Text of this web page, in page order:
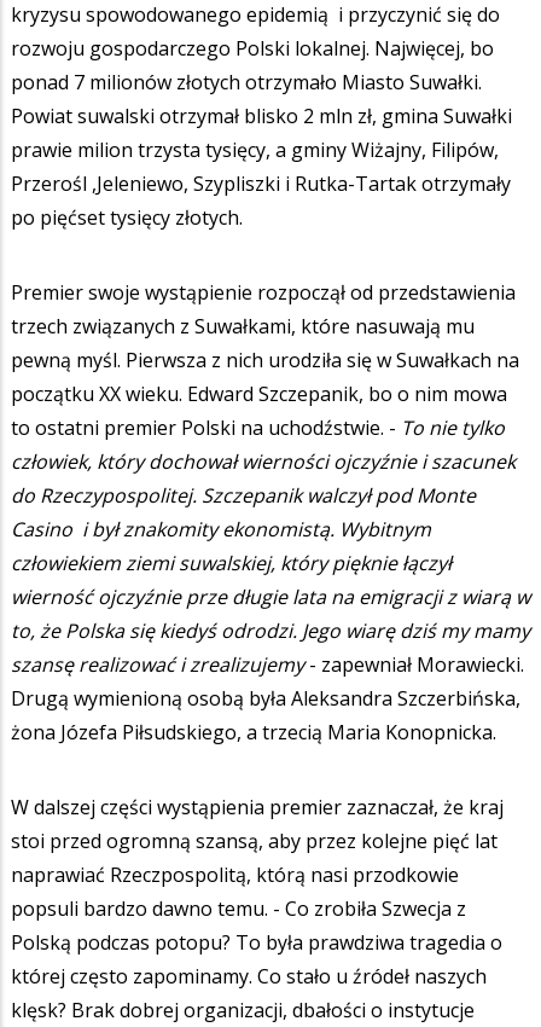
kryzysu spowodowanego epidemią i przyczynić się do
rozwoju gospodarczego Polski lokalnej. Najwięcej, bo
ponad 7 milionów złotych otrzymało Miasto Suwałki.
Powiat suwalski otrzymał blisko 2 mln zł, gmina Suwałki
prawie milion trzysta tysięcy, a gminy Wiżajny, Filipów,
Przerośl ,Jeleniewo, Szypliszki i Rutka-Tartak otrzymały
po pięćset tysięcy złotych.
Premier swoje wystąpienie rozpoczął od przedstawienia
trzech związanych z Suwałkami, które nasuwają mu
pewną myśl. Pierwsza z nich urodziła się w Suwałkach na
początku XX wieku. Edward Szczepanik, bo o nim mowa
to ostatni premier Polski na uchodźstwie. - To nie tylko
człowiek, który dochował wierności ojczyźnie i szacunek
do Rzeczypospolitej. Szczepanik walczył pod Monte
Casino i był znakomity ekonomistą. Wybitnym
człowiekiem ziemi suwalskiej, który pięknie łączył
wierność ojczyźnie prze długie lata na emigracji z wiarą w
to, że Polska się kiedyś odrodzi. Jego wiarę dziś my mamy
szansę realizować i zrealizujemy- zapewniał Morawiecki.
Drugą wymienioną osobą była Aleksandra Szczerbińska,
żona Józefa Piłsudskiego, a trzecią Maria Konopnicka.
W dalszej części wystąpienia premier zaznaczał, że kraj
stoi przed ogromną szansą, aby przez kolejne pięć lat
naprawiać Rzeczpospolitą, którą nasi przodkowie
popsuli bardzo dawno temu. - Co zrobiła Szwecja z
Polską podczas potopu? To była prawdziwa tragedia o
której często zapominamy. Co stało u źródeł naszych
klęsk? Brak dobrej organizacji, dbałości o instytucje